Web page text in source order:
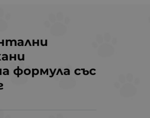
формула със